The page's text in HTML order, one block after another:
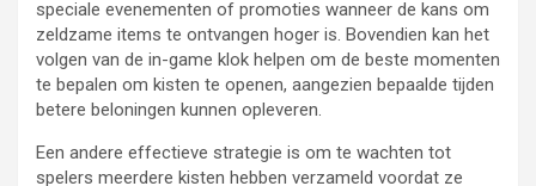
speciale evenementen of promoties wanneer de kans om
zeldzame items te ontvangen hoger is. Bovendien kan het
volgen van de in-game klok helpen om de beste momenten
te bepalen om kisten te openen, aangezien bepaalde tijden
betere beloningen kunnen opleveren.
Een andere effectieve strategie is om te wachten tot
spelers meerdere kisten hebben verzameld voordat ze